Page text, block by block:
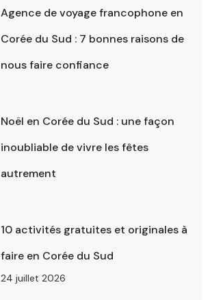
Agence de voyage francophone en
Corée du Sud : 7 bonnes raisons de
nous faire confiance
Noël en Corée du Sud : une façon
inoubliable de vivre les fêtes
autrement
10 activités gratuites et originales à
faire en Corée du Sud
24 juillet 2026